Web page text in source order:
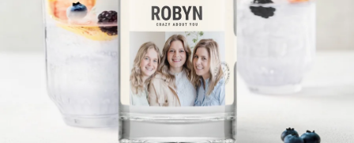
Biglietto d'auguri gratuito
Realizza qualcosa di unico in pochi passi – con il suo nome,
una tua foto o un messaggio che tocchi il cuore. Nessuna
complicazione, solo tanto amore per il momento perfetto.